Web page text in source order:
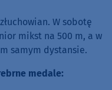
W sobotę
mikst na 500 m, a w
samym dystansie.
medale: